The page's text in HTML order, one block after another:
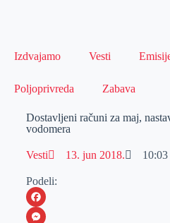
Izdvajamo Vesti
Poljoprivreda Zabava
Dostavljeni računi za maj,
vodomera
Vesti 13. jun 2018. 10:03
Podeli:
F